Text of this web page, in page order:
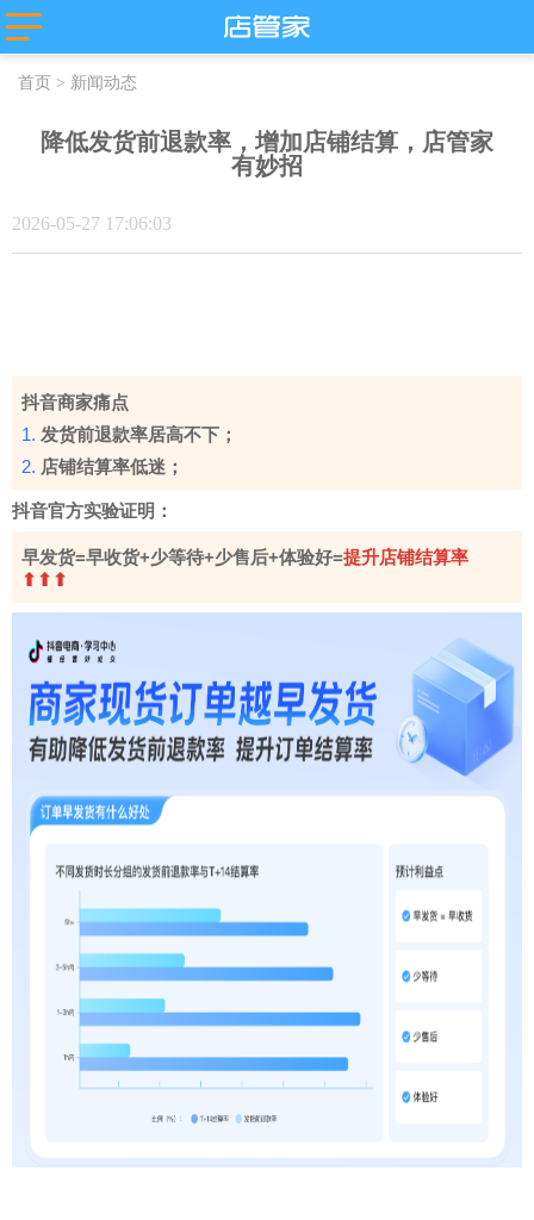
主流平台
天猫
抖店-即时零
售
发
代发
微盟
苏宁易购
团好货 快团团
首页 > 新闻动态
降低发货前退款率，增加店铺结算，店管家
有妙招
2026-05-27 17:06:03
抖音商家痛点
1. 发货前退款率居高不下；
2. 店铺结算率低迷；
抖音官方实验证明：
早发货=早收货+少等待+少售后+体验好=提升店铺结算率
⬆⬆⬆